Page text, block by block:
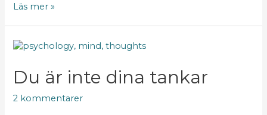
Läs mer »
Du är inte dina tankar
2 kommentarer